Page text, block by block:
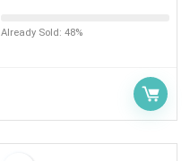
Already Sold: 48%